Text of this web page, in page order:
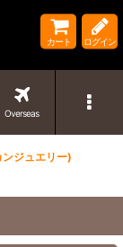
カート ログイン
Overseas
ジュエリー)